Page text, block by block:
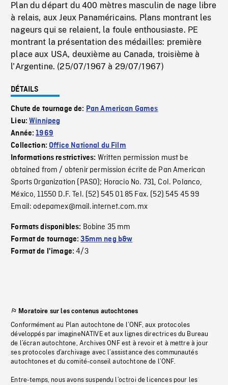
Plan du départ du 400 mètres masculin de nage libre
à relais, aux Jeux Panaméricains. Plans montrant les
nageurs qui se relaient, la foule enthousiaste. PE
montrant la présentation des médailles: première
place aux USA, deuxième au Canada, troisième à
l'Argentine. (25/07/1967 à 29/07/1967)
DÉTAILS
Chute de tournage de: Pan American Games
Lieu:Winnipeg
Année:1969
Collection:Office National du Film
Informations restrictives: Written permission must be
obtained from / obtenir permission écrite de Pan American
Sports Organization (PASO); Horacio No. 731, Col. Polanco,
México, 11550 D.F. Tel. (52) 545 01 85 Fax. (52) 545 45 99
Email: odepamex@mail.internet.com.mx
Formats disponibles: Bobine 35 mm
Format de tournage:35mm neg b&w
Format de l'image:4/3
Moratoire sur les contenus autochtones
Conformément au Plan autochtone de l’ONF, aux protocoles
développés par imagineNATIVE et aux lignes directrices du Bureau
de l’écran autochtone, Archives ONF est à revoir et à mettre à jour
ses protocoles d’archivage avec l’assistance des communautés
autochtones et du comité-conseil autochtone de l’ONF.
Entre-temps, nous avons suspendu l’octroi de licences pour les